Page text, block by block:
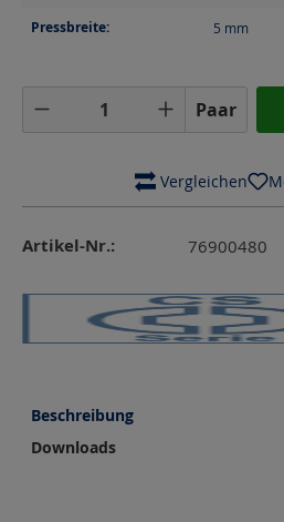
Pressbreite: 5 mm
Produkt Anzahl: Gib
Paar
Vergleichen
Artikel-Nr.: 76900480
Beschreibung
Downloads